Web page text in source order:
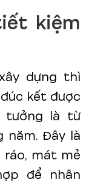
kiệm
dựng thì
kết được
tưởng là từ
năm. Đây là
mát mẻ
để nhân